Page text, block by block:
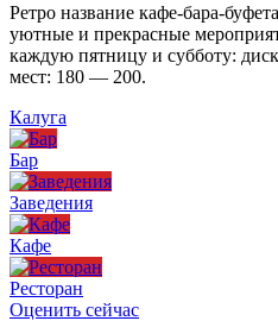
Ретро название кафе-бара-
уютные и прекрасные
каждую пятницу и субботу:
мест: 180 — 200.
Калуга
Бар
Заведения
Кафе
Ресторан
Оценить сейчас